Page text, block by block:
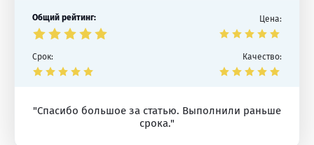
Общий рейтинг: Цена:
Срок: Качество:
"Спасибо большое за статью. Выполнили раньше
срока."